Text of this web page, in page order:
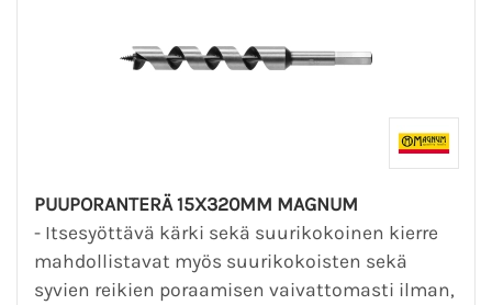
PUUPORANTERÄ 15X320MM MAGNUM
- Itsesyöttävä kärki sekä suurikokoinen kierre
mahdollistavat myös suurikokoisten sekä
syvien reikien poraamisen vaivattomasti ilman,